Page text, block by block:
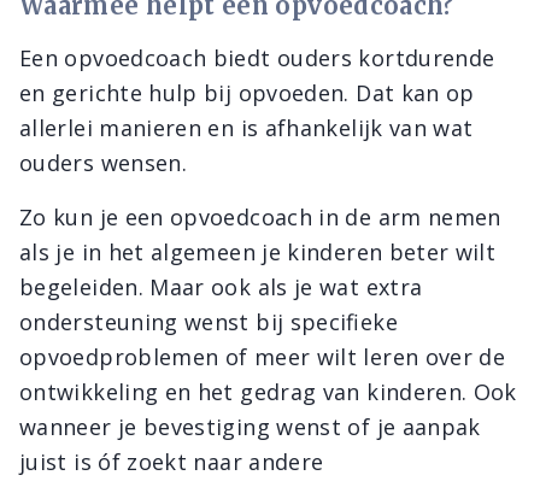
Een opvoedcoach biedt ouders kortdurende
en gerichte hulp bij opvoeden. Dat kan op
allerlei manieren en is afhankelijk van wat
ouders wensen.
Zo kun je een opvoedcoach in de arm nemen
als je in het algemeen je kinderen beter wilt
begeleiden. Maar ook als je wat extra
ondersteuning wenst bij specifieke
opvoedproblemen of meer wilt leren over de
ontwikkeling en het gedrag van kinderen. Ook
wanneer je bevestiging wenst of je aanpak
juist is óf zoekt naar andere